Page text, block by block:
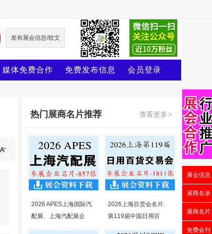
发布展会信息/软文
媒体免费合作 免费发布信息 会员登录
查看更多 >
热门展商名片推荐
2026 APES上海国际汽
配展、上海汽配展企
2026上海百货会名片、
第119届中国日用百
展会信息
展商名录
展商名片
免费会刊